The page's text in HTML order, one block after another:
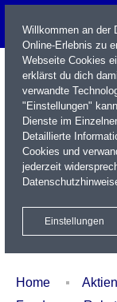
Name / WKN / ISIN /
Xetra Realtime
Home Aktien
Willkommen an der
Online-Erlebnis zu
Webseite Cookies
erklärst du dich
verwandte
"Einstellungen"
Dienste im
Detaillierte
Cookies und
jederzeit
Einstellungen